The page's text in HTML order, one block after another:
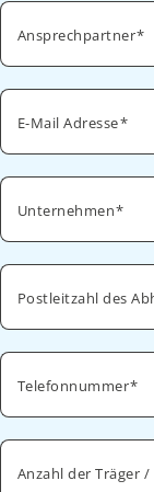
Ansprechpartner
E-Mail Adresse
Unternehmen
Postleitzahl des
Telefonnummer
Anzahl der Träger